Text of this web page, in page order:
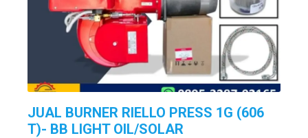
JUAL BURNER RIELLO PRESS 1G (606
T)- BB LIGHT OIL/SOLAR